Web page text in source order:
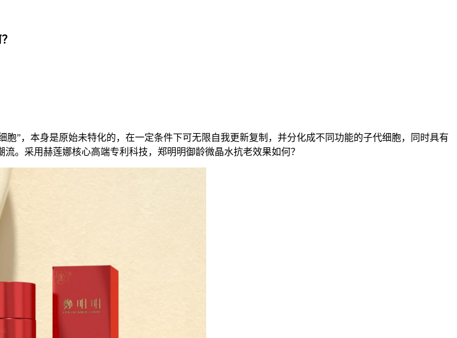
”，本身是原始未特化的，在一定条件下可无限自我更新复制，并分化成不同功能的子代细胞，同时具有
。采用赫莲娜核心高端专利科技，郑明明御龄微晶水抗老效果如何？